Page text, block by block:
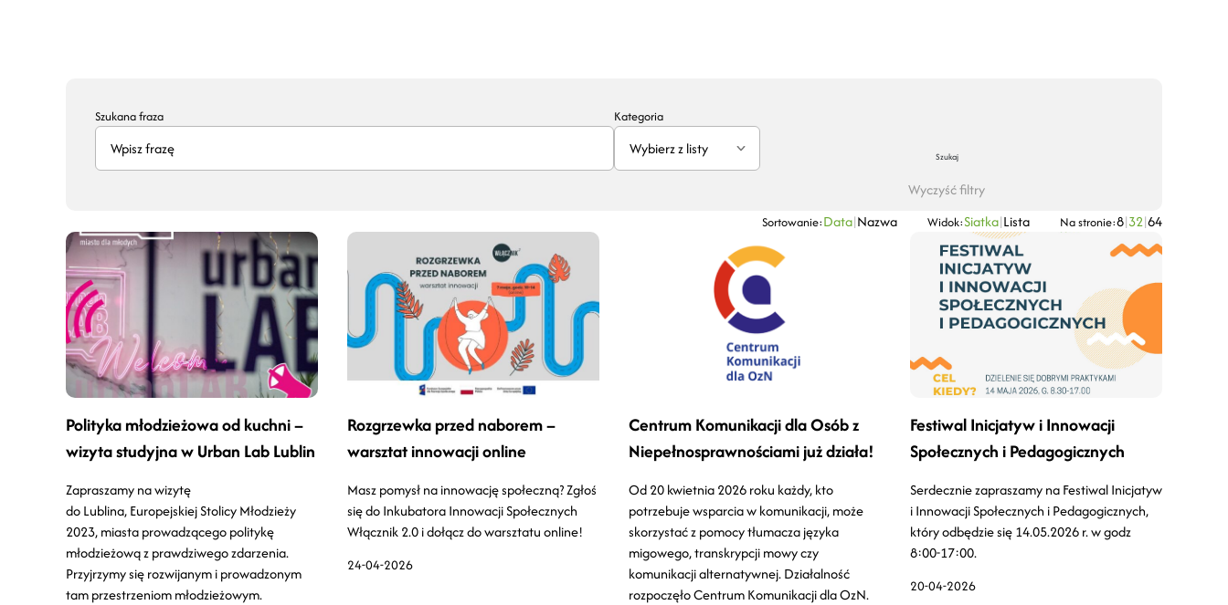
Szukana fraza Kategoria
Wybierz z listy Szukaj
Wyczyść filtry
Sortowanie:Data|Nazwa Widok:Siatka|Lista Na stronie:8|32|64
Polityka młodzieżowa od kuchni –
wizyta studyjna w Urban Lab Lublin
Zapraszamy na wizytę
do Lublina, Europejskiej Stolicy Młodzieży
2023, miasta prowadzącego politykę
młodzieżową z prawdziwego zdarzenia.
Przyjrzymy się rozwijanym i prowadzonym
tam przestrzeniom młodzieżowym.
24-04-2026
Rozgrzewka przed naborem –
warsztat innowacji online
Masz pomysł na innowację społeczną? Zgłoś
się do Inkubatora Innowacji Społecznych
Włącznik 2.0 i dołącz do warsztatu online!
Centrum Komunikacji dla Osób z
Niepełnosprawnościami już działa!
Od 20 kwietnia 2026 roku każdy, kto
potrzebuje wsparcia w komunikacji, może
skorzystać z pomocy tłumacza języka
migowego, transkrypcji mowy czy
komunikacji alternatywnej. Działalność
rozpoczęło Centrum Komunikacji dla OzN.
20-04-2026
Festiwal Inicjatyw i Innowacji
Społecznych i Pedagogicznych
Serdecznie zapraszamy na Festiwal Inicjatyw
i Innowacji Społecznych i Pedagogicznych,
który odbędzie się 14.05.2026 r. w godz
8:00-17:00.